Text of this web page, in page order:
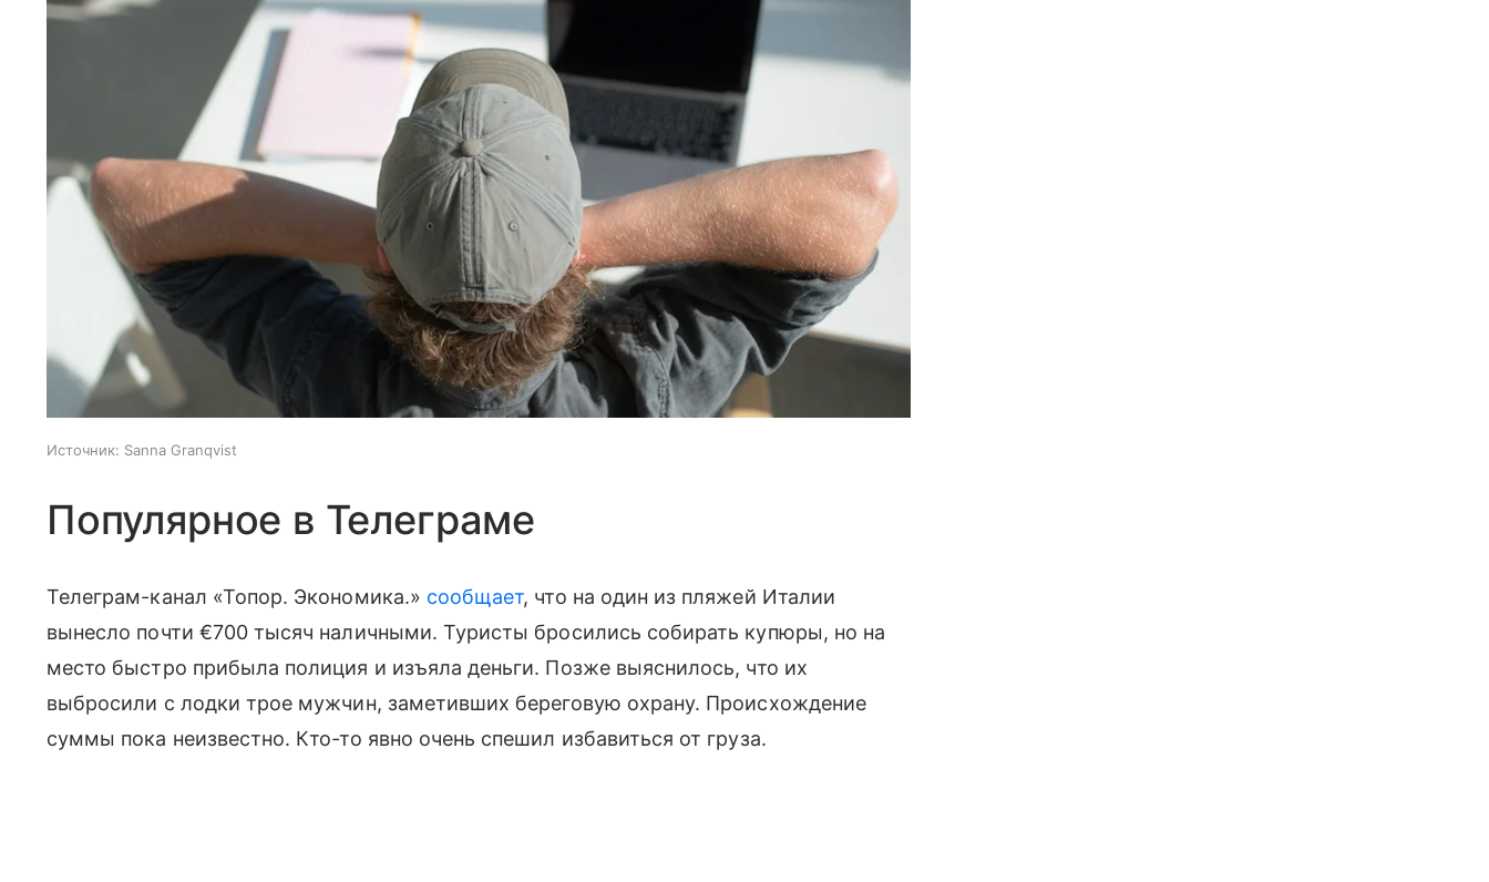
Источник: Sanna Granqvist
Популярное в Телеграме
Телеграм-канал «Топор. Экономика.» сообщает, что на один из пляжей Италии
вынесло почти €700 тысяч наличными. Туристы бросились собирать купюры, но на
место быстро прибыла полиция и изъяла деньги. Позже выяснилось, что их
выбросили с лодки трое мужчин, заметивших береговую охрану. Происхождение
суммы пока неизвестно. Кто-то явно очень спешил избавиться от груза.